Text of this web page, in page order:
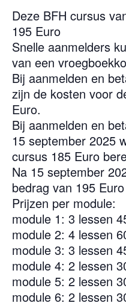
Deze BFH cursus
195 Euro
Snelle aanmelders
van een
Bij aanmelden en
zijn de kosten voor
Euro.
Bij aanmelden en
15 september 2025
cursus 185 Euro
Na 15 september
bedrag van 195
Prijzen per module:
module 1: 3 lessen
module 2: 4 lessen
module 3: 3 lessen
module 4: 2 lessen
module 5: 2 lessen
module 6: 2 lessen